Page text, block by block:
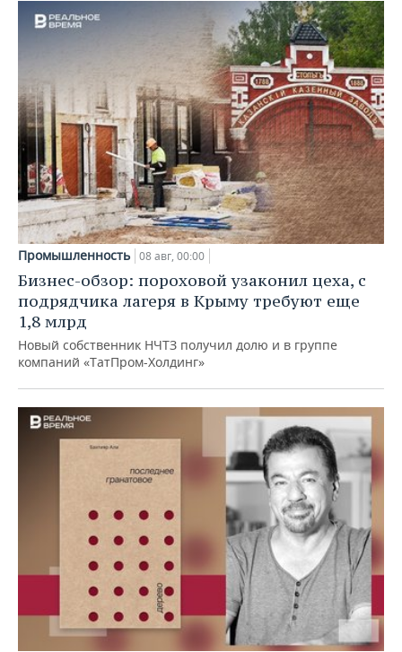
Промышленность 08 авг, 00:00
Бизнес-обзор: пороховой узаконил цеха, с
подрядчика лагеря в Крыму требуют еще
1,8 млрд
Новый собственник НЧТЗ получил долю и в группе
компаний «ТатПром-Холдинг»